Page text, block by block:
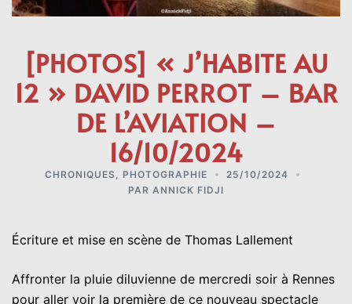
[PHOTOS] « J’HABITE AU
12 » DAVID PERROT – BAR
DE L’AVIATION –
16/10/2024
CHRONIQUES PHOTOGRAPHIE
25/10/2024
PAR ANNICK FIDJI
Écriture et mise en scène de Thomas Lallement
Affronter la pluie diluvienne de mercredi soir à Rennes
pour aller voir la première de ce nouveau spectacle